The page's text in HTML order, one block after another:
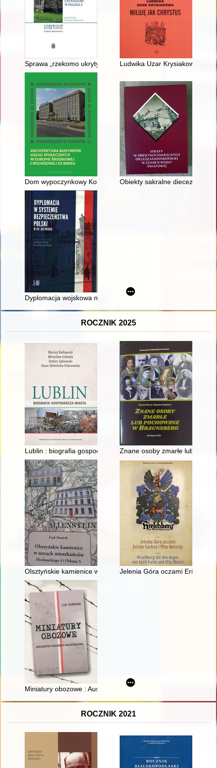
Sprawa „rzekomo ukrytych skarbów” w cysterskich
Ludwika Uzar Krysiakowa :
Dom wypoczynkowy Kolejowego Przysposobienia
Obiekty sakralne diecezji
Dyplomacja wojskowa na przełomie XX i XXI wieku
ROCZNIK 2025
Lublin : biografia gospodarcza miastaZnane osoby zmarłe lub
Olsztyńskie kamienice w sercach mieszkańców :
Jelenia Góra oczami Ericha
Miniatury obozowe : Auschwitz, Birkenau, Oranienburg
ROCZNIK 2021